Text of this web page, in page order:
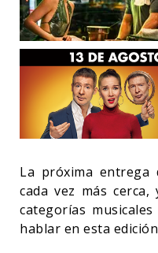
La próxima entrega
cada vez más
categorías
hablar en esta